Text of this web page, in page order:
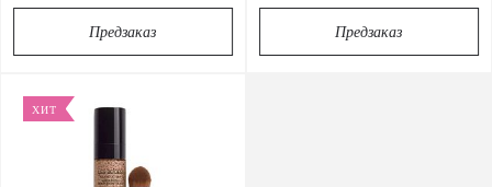
Предзаказ Предзаказ
ХИТ